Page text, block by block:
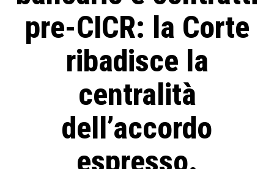
pre-CICR: la Corte
ribadisce la
centralità
dell’accordo
espresso.